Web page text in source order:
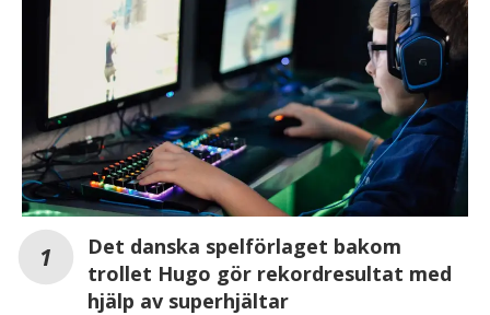
Det danska spelförlaget bakom
trollet Hugo gör rekordresultat med
hjälp av superhjältar